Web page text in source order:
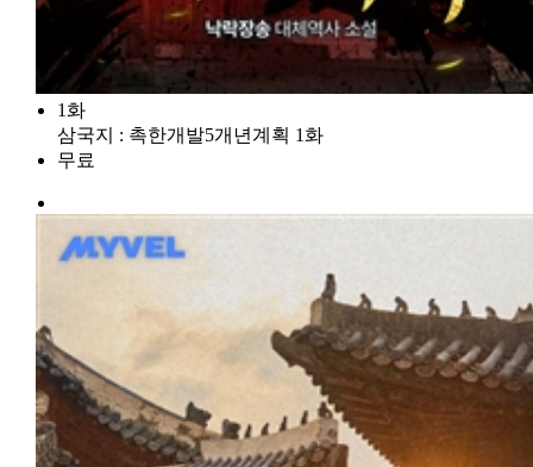
1화
삼국지 : 촉한개발5개년계획 1화
무료